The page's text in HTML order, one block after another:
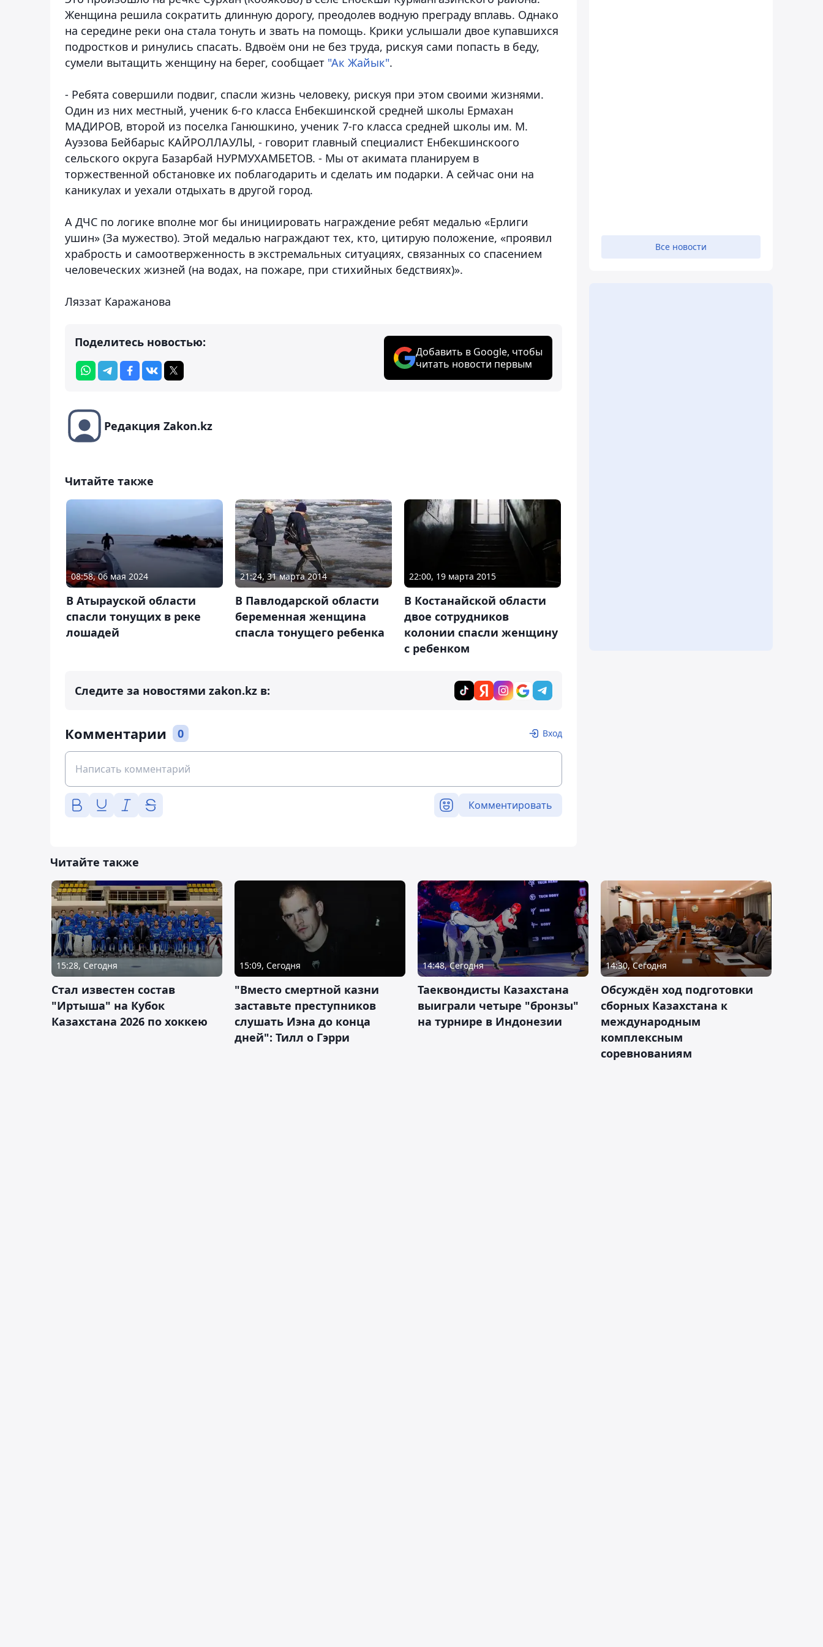
Женщина решила сократить длинную дорогу, преодолев водную преграду вплавь. Однако
на середине реки она стала тонуть и звать на помощь. Крики услышали двое купавшихся
подростков и ринулись спасать. Вдвоём они не без труда, рискуя сами попасть в беду,
сумели вытащить женщину на берег, сообщает "Ак Жайык".
- Ребята совершили подвиг, спасли жизнь человеку, рискуя при этом своими жизнями.
Один из них местный, ученик 6-го класса Енбекшинской средней школы Ермахан
МАДИРОВ, второй из поселка Ганюшкино, ученик 7-го класса средней школы им. М.
Ауэзова Бейбарыс КАЙРОЛЛАУЛЫ, - говорит главный специалист Енбекшинскоого
сельского округа Базарбай НУРМУХАМБЕТОВ. - Мы от акимата планируем в
торжественной обстановке их поблагодарить и сделать им подарки. А сейчас они на
каникулах и уехали отдыхать в другой город.
А ДЧС по логике вполне мог бы инициировать награждение ребят медалью «Ерлиги
ушин» (За мужество). Этой медалью награждают тех, кто, цитирую положение, «проявил
храбрость и самоотверженность в экстремальных ситуациях, связанных со спасением
человеческих жизней (на водах, на пожаре, при стихийных бедствиях)».
Ляззат Каражанова
Поделитесь новостью:
Добавить в Google, чтобы
читать новости первым
Редакция Zakon.kz
Читайте также
08:58, 06 мая 2024
В Атырауской области
спасли тонущих в реке
лошадей
21:24, 31 марта 2014
В Павлодарской области
беременная женщина
спасла тонущего ребенка
22:00, 19 марта 2015
В Костанайской области
двое сотрудников
колонии спасли женщину
с ребенком
Следите за новостями zakon.kz в:
Комментарии 0 Вход
Комментировать
Все новости
Читайте также
15:28, Сегодня
Стал известен состав
"Иртыша" на Кубок
Казахстана 2026 по хоккею
15:09, Сегодня
"Вместо смертной казни
заставьте преступников
слушать Иэна до конца
дней": Тилл о Гэрри
14:48, Сегодня
Таеквондисты Казахстана
выиграли четыре "бронзы"
на турнире в Индонезии
14:30, Сегодня
Обсуждён ход подготовки
сборных Казахстана к
международным
комплексным
соревнованиям